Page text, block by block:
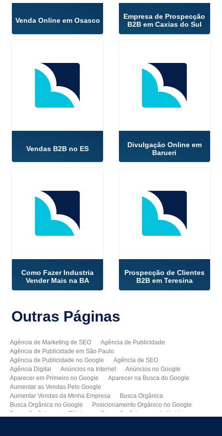
Venda Online em Osasco
Empresa de Prospecção
B2B em Caxias do Sul
Vendas B2B no ES
Divulgação Online em
Barueri
Como Fazer Industria
Vender Mais na BA
Prospecção de Clientes
B2B em Teresina
Outras Páginas
Agência de Marketing de SEO
Agência de Publicidade
Agência de Publicidade em São Paulo
Agência de Publicidade no Google
Agência de SEO
Agência Digital
Anúncios na Internet
Anúncios no Google
Aparecer em Primeiro no Google
Aparecer na Busca do Google
Aumentar as Vendas Pelo Google
Aumentar Vendas da Minha Empresa
Busca Orgânica
Busca Orgânica no Google
Posicionamento Orgânico no Google
Busca Orgânica para Fábricas
Busca Orgânica para Indústrias